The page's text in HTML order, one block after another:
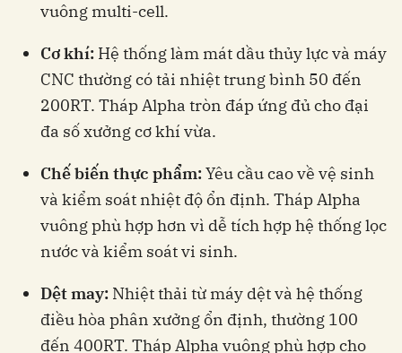
vuông multi-cell.
Cơ khí: Hệ thống làm mát dầu thủy lực và máy
CNC thường có tải nhiệt trung bình 50 đến
200RT. Tháp Alpha tròn đáp ứng đủ cho đại
đa số xưởng cơ khí vừa.
Chế biến thực phẩm:Yêu cầu cao về vệ sinh
và kiểm soát nhiệt độ ổn định. Tháp Alpha
vuông phù hợp hơn vì dễ tích hợp hệ thống lọc
nước và kiểm soát vi sinh.
Dệt may: Nhiệt thải từ máy dệt và hệ thống
điều hòa phân xưởng ổn định, thường 100
đến 400RT. Tháp Alpha vuông phù hợp cho